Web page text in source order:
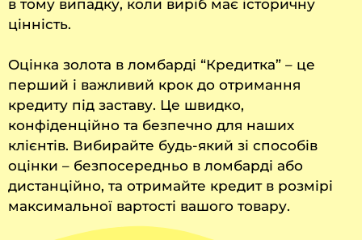
в тому випадку, коли виріб має історичну
цінність.
Оцінка золота в ломбарді “Кредитка” – це
перший і важливий крок до отримання
кредиту під заставу. Це швидко,
конфіденційно та безпечно для наших
клієнтів. Вибирайте будь-який зі способів
оцінки – безпосередньо в ломбарді або
дистанційно, та отримайте кредит в розмірі
максимальної вартості вашого товару.